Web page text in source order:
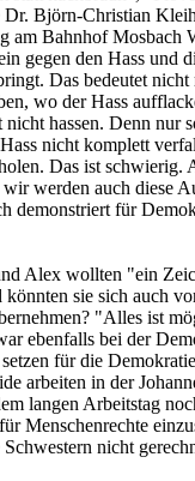
Dr. Björn-Christian
am Bahnhof Mosbach
gegen den Hass und
Das bedeutet nicht
wo der Hass
nicht hassen. Denn nur
nicht komplett
Das ist schwierig.
werden auch diese
demonstriert für
Alex wollten "ein
sie sich auch
"Alles ist
ebenfalls bei der
für die
arbeiten in der
langen Arbeitstag
Menschenrechte
Schwestern nicht